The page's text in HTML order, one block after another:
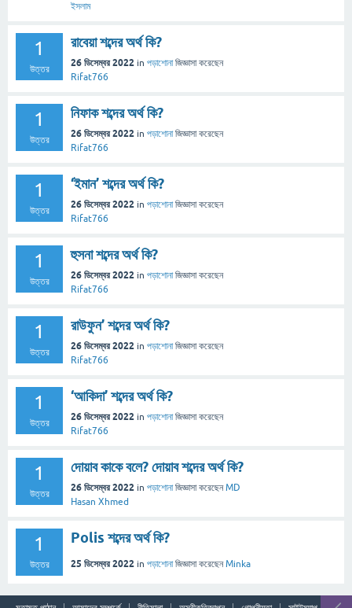
ইসলাম
1
উত্তর
রাবেয়া শব্দের অর্থ কি?
26 ডিসেম্বর 2022 in পড়াশোনা জিজ্ঞাসা করেছেন
Rifat766
1
উত্তর
নিফাক শব্দের অর্থ কি?
26 ডিসেম্বর 2022 in পড়াশোনা জিজ্ঞাসা করেছেন
Rifat766
1
উত্তর
‘ইমান’ শব্দের অর্থ কি?
26 ডিসেম্বর 2022 in পড়াশোনা জিজ্ঞাসা করেছেন
Rifat766
1
উত্তর
হুসনা শব্দের অর্থ কি?
26 ডিসেম্বর 2022 in পড়াশোনা জিজ্ঞাসা করেছেন
Rifat766
1
উত্তর
রাউফুন’ শব্দের অর্থ কি?
26 ডিসেম্বর 2022 in পড়াশোনা জিজ্ঞাসা করেছেন
Rifat766
1
উত্তর
‘আকিদা’ শব্দের অর্থ কি?
26 ডিসেম্বর 2022 in পড়াশোনা জিজ্ঞাসা করেছেন
Rifat766
1
উত্তর
দোয়াব কাকে বলে? দোয়াব শব্দের অর্থ কি?
26 ডিসেম্বর 2022 in পড়াশোনা জিজ্ঞাসা করেছেনMD
Hasan Xhmed
1
উত্তর
Polis শব্দের অর্থ কি?
25 ডিসেম্বর 2022 in পড়াশোনা জিজ্ঞাসা করেছেনMinka